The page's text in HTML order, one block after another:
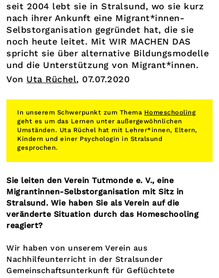
seit 2004 lebt sie in Stralsund, wo sie kurz
nach ihrer Ankunft eine Migrant*innen-
Selbstorganisation gegründet hat, die sie
noch heute leitet. Mit WIR MACHEN DAS
spricht sie über alternative Bildungsmodelle
und die Unterstützung von Migrant*innen.
Von Uta Rüchel, 07.07.2020
In unserem Schwerpunkt zum Thema Homeschooling
geht es um das Lernen unter außergewöhnlichen
Umständen. Uta Rüchel hat mit Lehrer*innen, Eltern,
Kindern und einer Psychologin in Stralsund
gesprochen.
Sie leiten den Verein Tutmonde e. V., eine
Migrantinnen-Selbstorganisation mit Sitz in
Stralsund. Wie haben Sie als Verein auf die
veränderte Situation durch das Homeschooling
reagiert?
Wir haben von unserem Verein aus
Nachhilfeunterricht in der Stralsunder
Gemeinschaftsunterkunft für Geflüchtete